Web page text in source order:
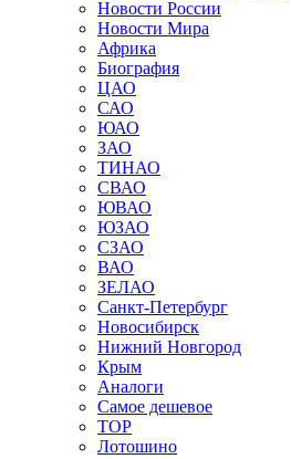
Новости России
Новости Мира
Африка
Биография
ЦАО
САО
ЮАО
ЗАО
ТИНАО
СВАО
ЮВАО
ЮЗАО
СЗАО
ВАО
ЗЕЛАО
Санкт-Петербург
Новосибирск
Нижний Новгород
Крым
Аналоги
Самое дешевое
TOP
Лотошино